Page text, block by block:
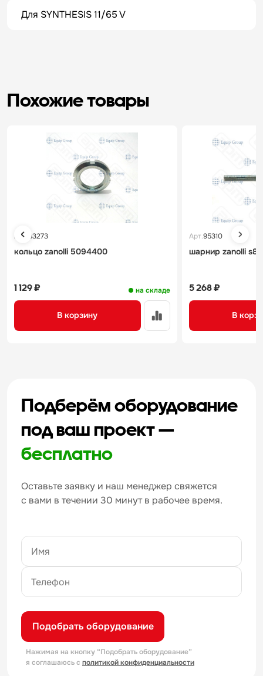
Для SYNTHESIS 11/65 V
Похожие товары
Арт. 83273
кольцо zanolli 5094400
на складе
1 129 ₽
В корзину
Арт.95310
шарнир zanolli
5 268 ₽
В
Подберём оборудование
под ваш проект —
бесплатно
Оставьте заявку и наш менеджер свяжется
с вами в течении 30 минут в рабочее время.
Подобрать оборудование
Нажимая на кнопку “Подобрать оборудование”
я соглашаюсь с политикой конфиденциальности